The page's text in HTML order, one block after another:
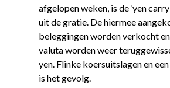
afgelopen weken, is de ‘yen
uit de gratie. De hiermee
beleggingen worden verkocht
valuta worden weer
yen. Flinke koersuitslagen en
is het gevolg.